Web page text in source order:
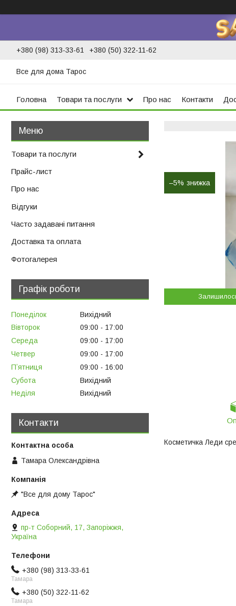
+380 (98) 313-33-61 +380 (50) 322-11-62
Все для дома Тарос
Головна Товари та послуги Про нас Контакти
–5%
Косметичка Леди
Товари та послуги
Прайс-лист
Про нас
Відгуки
Часто задавані питання
Доставка та оплата
Фотогалерея
Графік роботи
Понеділок
Вихідний
Вівторок
09:00
17:00
Середа
09:00
17:00
Четвер
09:00
17:00
Пʼятниця
09:00
16:00
Субота
Вихідний
Неділя
Вихідний
Контакти
Тамара Олександрівна
"Все для дому Тарос"
пр-т Соборний, 17, Запоріжжя,
Україна
+380 (98) 313-33-61
Тамара
+380 (50) 322-11-62
Тамара